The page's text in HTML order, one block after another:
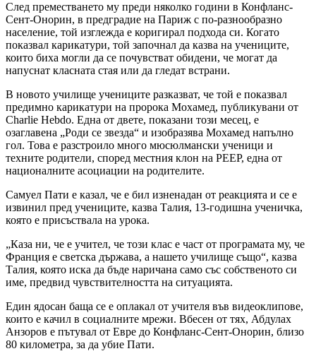
След преместването му преди няколко години в Конфланс-
Сент-Онорин, в предградие на Париж с по-разнообразно
население, той изглежда е коригирал подхода си. Когато
показвал карикатури, той започнал да казва на учениците,
които биха могли да се почувстват обидени, че могат да
напуснат класната стая или да гледат встрани.
В новото училище учениците разказват, че той е показвал
предимно карикатури на пророка Мохамед, публикувани от
Charlie Hebdo. Една от двете, показани този месец, е
озаглавена „Роди се звезда“ и изобразява Мохамед напълно
гол. Това е разстроило много мюсюлмански ученици и
техните родители, според местния клон на PEEP, една от
националните асоциации на родителите.
Самуел Пати е казал, че е бил изненадан от реакцията и се е
извинил пред учениците, казва Талия, 13-годишна ученичка,
която е присъствала на урока.
„Каза ни, че е учител, че този клас е част от програмата му, че
Франция е светска държава, а нашето училище също“, казва
Талия, която иска да бъде наричана само със собственото си
име, предвид чувствителността на ситуацията.
Един ядосан баща се е оплакал от учителя във видеоклипове,
които е качил в социалните мрежи. Вбесен от тях, Абдулах
Анзоров е пътувал от Евре до Конфланс-Сент-Онорин, близо
80 километра, за да убие Пати.